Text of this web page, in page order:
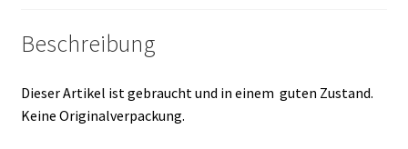
Beschreibung
Dieser Artikel ist gebraucht und in einem guten Zustand.
Keine Originalverpackung.